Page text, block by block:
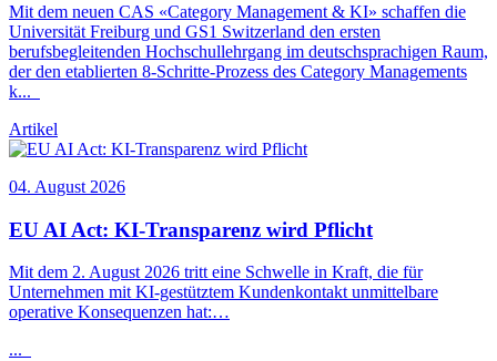
Mit dem neuen CAS «Category Management & KI» schaffen die
Universität Freiburg und GS1 Switzerland den ersten
berufsbegleitenden Hochschullehrgang im deutschsprachigen Raum,
der den etablierten 8-Schritte-Prozess des Category Managements
k...
Artikel
04. August 2026
EU AI Act: KI-Transparenz wird Pflicht
Mit dem 2. August 2026 tritt eine Schwelle in Kraft, die für
Unternehmen mit KI-gestütztem Kundenkontakt unmittelbare
operative Konsequenzen hat:…
...